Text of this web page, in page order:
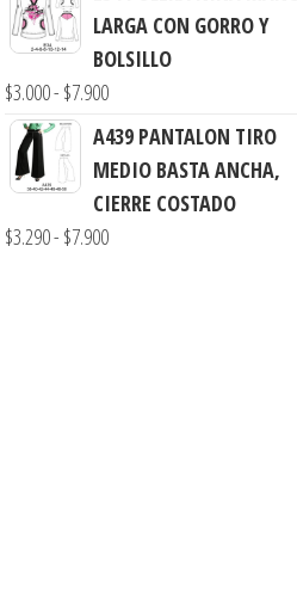
desde
LARGA CON GORRO Y
BOLSILLO
$3.000- $7.900Rango
de
precios:
desde
$3.000
A439 PANTALON TIRO
MEDIO BASTA ANCHA,
CIERRE COSTADO
$3.290- $7.900Rango